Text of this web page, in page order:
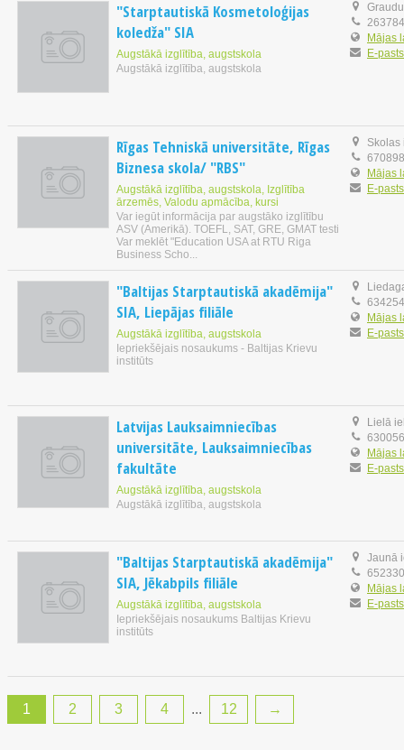
"Starptautiskā Kosmetoloģijas
koledža" SIA
Augstākā izglītība, augstskola
Augstākā izglītība, augstskola
Mājas
E-pasts
Rīgas Tehniskā universitāte, Rīgas
Biznesa skola/ "RBS"
Augstākā izglītība, augstskola, Izglītība
ārzemēs, Valodu apmācība, kursi
Var iegūt informācija par augstāko izglītību
ASV (Amerikā). TOEFL, SAT, GRE, GMAT testi
Var meklēt "Education USA at RTU Riga
Business Scho...
Skolas
Mājas
E-pasts
"Baltijas Starptautiskā akadēmija"
SIA, Liepājas filiāle
Augstākā izglītība, augstskola
Iepriekšējais nosaukums - Baltijas Krievu
institūts
Mājas
E-pasts
Latvijas Lauksaimniecības
universitāte, Lauksaimniecības
fakultāte
Augstākā izglītība, augstskola
Augstākā izglītība, augstskola
Lielā
Mājas
E-pasts
"Baltijas Starptautiskā akadēmija"
SIA, Jēkabpils filiāle
Augstākā izglītība, augstskola
Iepriekšējais nosaukums Baltijas Krievu
institūts
Jaunā
Mājas
E-pasts
1 2 3 4 ... 12 →